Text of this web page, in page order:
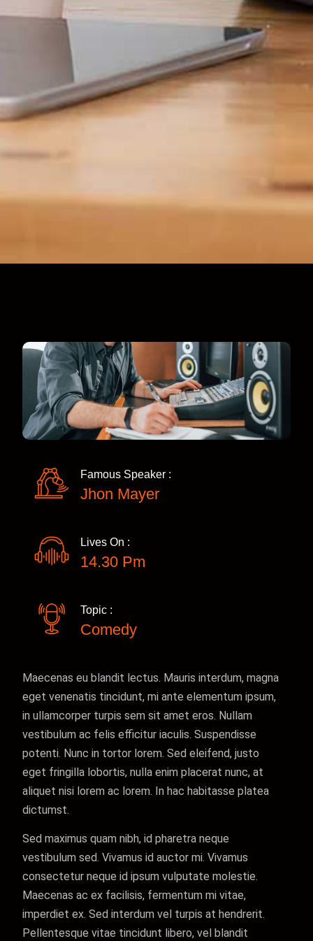
Famous Speaker :
Jhon Mayer
Lives On :
14.30 Pm
Topic :
Comedy
Maecenas eu blandit lectus. Mauris interdum, magna
eget venenatis tincidunt, mi ante elementum ipsum,
in ullamcorper turpis sem sit amet eros. Nullam
vestibulum ac felis efficitur iaculis. Suspendisse
potenti. Nunc in tortor lorem. Sed eleifend, justo
eget fringilla lobortis, nulla enim placerat nunc, at
aliquet nisi lorem ac lorem. In hac habitasse platea
dictumst.
Sed maximus quam nibh, id pharetra neque
vestibulum sed. Vivamus id auctor mi. Vivamus
consectetur neque id ipsum vulputate molestie.
Maecenas ac ex facilisis, fermentum mi vitae,
imperdiet ex. Sed interdum vel turpis at hendrerit.
Pellentesque vitae tincidunt libero, vel blandit